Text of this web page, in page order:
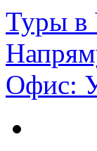
Туры в
Офис: